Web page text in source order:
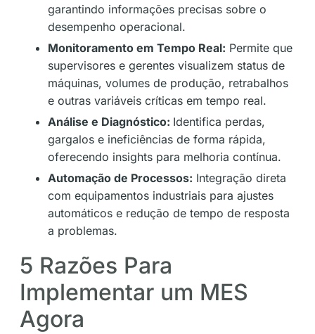
garantindo informações precisas sobre o
desempenho operacional​​.
Monitoramento em Tempo Real: Permite que
supervisores e gerentes visualizem status de
máquinas, volumes de produção, retrabalhos
e outras variáveis críticas em tempo real​​.
Análise e Diagnóstico: Identifica perdas,
gargalos e ineficiências de forma rápida,
oferecendo insights para melhoria contínua​.
Automação de Processos: Integração direta
com equipamentos industriais para ajustes
automáticos e redução de tempo de resposta
a problemas​.
5 Razões Para
Implementar um MES
Agora